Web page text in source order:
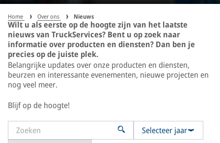
Home Over ons Nieuws
Wilt u als eerste op de hoogte zijn van het laatste
nieuws van TruckServices? Bent u op zoek naar
informatie over producten en diensten? Dan ben je
precies op de juiste plek.
Belangrijke updates over onze producten en diensten,
beurzen en interessante evenementen, nieuwe projecten en
nog veel meer.
Blijf op de hoogte!
Selecteer jaar